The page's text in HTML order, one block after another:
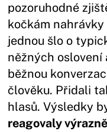
pozoruhodné
kočkám
jednou šlo o
něžných oslovení
běžnou
člověku. Přidali
hlasů. Výsledky
reagovaly